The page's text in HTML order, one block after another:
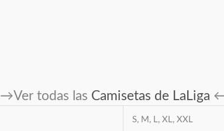
→Ver todas las Camisetas de LaLiga
S, M, L, XL, XXL